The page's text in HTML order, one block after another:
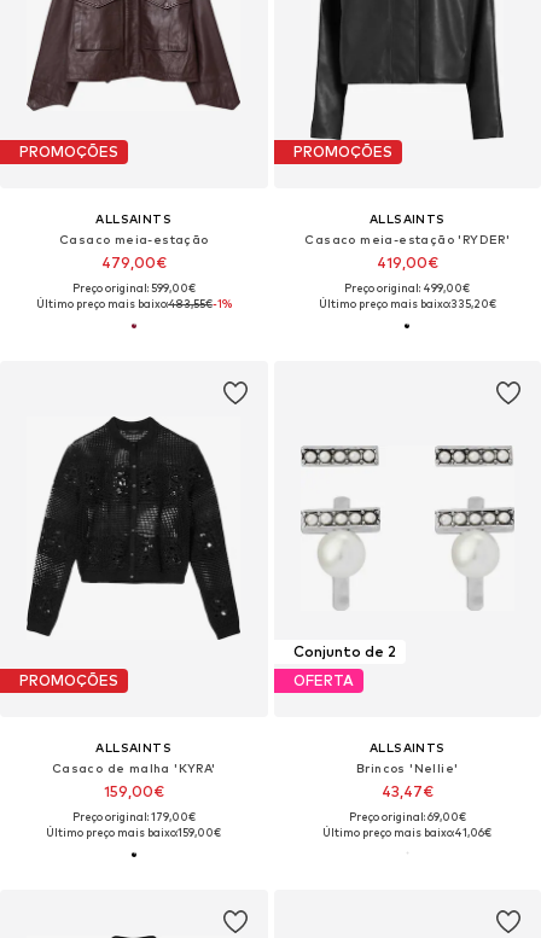
PROMOÇÕES
ALLSAINTS
Casaco meia-estação
479,00€
Preço original: 599,00€
Último preço mais baixo:483,55€-1%
PROMOÇÕES
ALLSAINTS
Casaco meia-estação 'RYDER'
419,00€
Preço original: 499,00€
Último preço mais baixo:335,20€
PROMOÇÕES
ALLSAINTS
Casaco de malha 'KYRA'
159,00€
Preço original: 179,00€
Último preço mais baixo:159,00€
Conjunto de 2
OFERTA
ALLSAINTS
Brincos 'Nellie'
43,47€
Preço original: 69,00€
Último preço mais baixo:41,06€